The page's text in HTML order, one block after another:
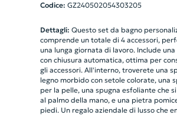
Codice: GZ240502054303205
Dettagli: Questo set da bagno
comprende un totale di 4 accessori,
una lunga giornata di lavoro. Include
con chiusura automatica, ottima per
gli accessori. All'interno, troverete una
legno morbido con setole colorate, una
per la pelle, una spugna esfoliante che
al palmo della mano, e una pietra
piedi. Un regalo aziendale di lusso che